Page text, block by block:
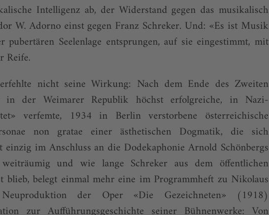
Intelligenz ab, der Widerstand gegen das musikalisch
W. Adorno einst gegen Franz Schreker. Und: «Es ist Musik
pubertären Seelenlage entsprungen, auf sie eingestimmt, mit
Reife.
nicht seine Wirkung: Nach dem Ende des Zweiten
in der Weimarer Republik höchst erfolgreiche, in Nazi-
verfemte, 1934 in Berlin verstorbene österreichische
non gratae einer ästhetischen Dogmatik, die sich
im Anschluss an die Dodekaphonie Arnold Schönbergs
und wie lange Schreker aus dem öffentlichen
blieb, belegt einmal mehr eine im Programmheft zu ­Nikolaus
der Oper «Die Gezeichneten» (1918)
zur Aufführungsgeschichte seiner Bühnenwerke: Von